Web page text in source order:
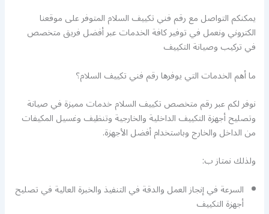
يمكنكم التواصل مع رقم فني تكييف السلام المتوفر على موقعنا
الكتروني ونعمل في توفير كافة الخدمات عبر أفضل فريق متخصص
في تركيب وصيانة التكييف
ما أهم الخدمات التي يوفرها رقم فني تكييف السلام؟
نوفر لكم عبر رقم متخصص تكييف السلام خدمات مميزة في صيانة
وتصليح أجهزة التكييف الداخلية والخارجية وتنظيف وغسيل المكيفات
من الداخل والخارج وباستخدام أفضل الأجهزة.
ولذلك نمتاز ب:
السرعة في إنجاز العمل والدقة في التنفيذ والخبرة العالية في تصليح
أجهزة التكييف